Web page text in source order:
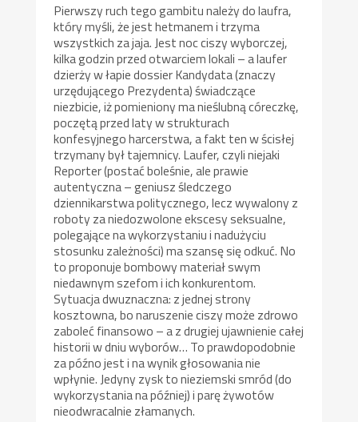
Pierwszy ruch tego gambitu należy do laufra,
który myśli, że jest hetmanem i trzyma
wszystkich za jaja. Jest noc ciszy wyborczej,
kilka godzin przed otwarciem lokali – a laufer
dzierży w łapie dossier Kandydata (znaczy
urzędującego Prezydenta) świadczące
niezbicie, iż pomieniony ma nieślubną córeczkę,
poczętą przed laty w strukturach
konfesyjnego harcerstwa, a fakt ten w ścisłej
trzymany był tajemnicy. Laufer, czyli niejaki
Reporter (postać boleśnie, ale prawie
autentyczna – geniusz śledczego
dziennikarstwa politycznego, lecz wywalony z
roboty za niedozwolone ekscesy seksualne,
polegające na wykorzystaniu i nadużyciu
stosunku zależności) ma szansę się odkuć. No
to proponuje bombowy materiał swym
niedawnym szefom i ich konkurentom.
Sytuacja dwuznaczna: z jednej strony
kosztowna, bo naruszenie ciszy może zdrowo
zaboleć finansowo – a z drugiej ujawnienie całej
historii w dniu wyborów… To prawdopodobnie
za późno jest i na wynik głosowania nie
wpłynie. Jedyny zysk to nieziemski smród (do
wykorzystania na później) i parę żywotów
nieodwracalnie złamanych.